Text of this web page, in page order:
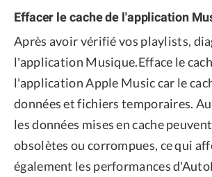
Effacer le cache de l'application
Après avoir vérifié vos playlists,
l'application Musique.Efface le
l'application Apple Music car le
données et fichiers temporaires.
les données mises en cache
obsolètes ou corrompues, ce qui
également les performances